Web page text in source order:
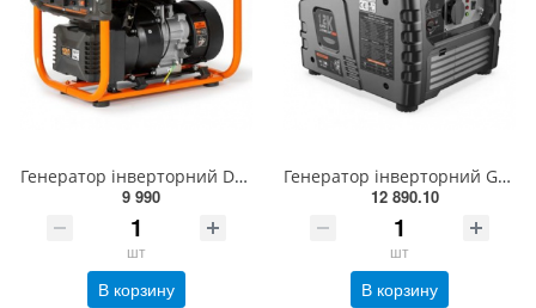
Генератор інверторний DAEWOO GDA-2500i(240716090)
9 990
шт
В корзину
Генератор інверторний GENERGY LIMITED 1000i 0,8 кВт(240053090)
12 890.10
шт
В корзину